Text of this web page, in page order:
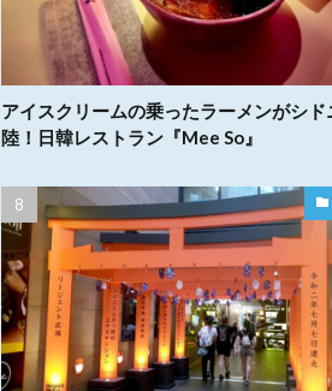
アイスクリームの乗ったラーメンがシド
陸！日韓レストラン『Mee So』